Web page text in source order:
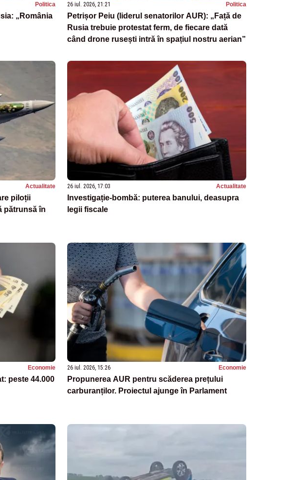
Politica
„România
26 iul. 2026, 21:21 Politica
Petrișor Peiu (liderul senatorilor AUR): „Față de
Rusia trebuie protestat ferm, de fiecare dată
când drone rusești intră în spațiul nostru aerian”
Actualitate
piloții
pătrunsă în
26 iul. 2026, 17:03 Actualitate
Investigație-bombă: puterea banului, deasupra
legii fiscale
Economie
peste 44.000
26 iul. 2026, 15:26 Economie
Propunerea AUR pentru scăderea prețului
carburanților. Proiectul ajunge în Parlament